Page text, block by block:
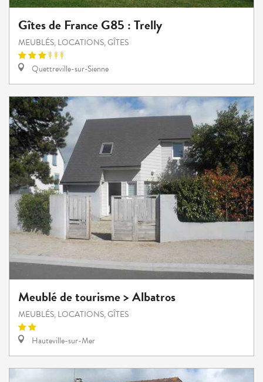
Gîtes de France G85 : Trelly
MEUBLÉS, LOCATIONS, GÎTES
Quettreville-sur-Sienne
Meublé de tourisme > Albatros
MEUBLÉS, LOCATIONS, GÎTES
Hauteville-sur-Mer